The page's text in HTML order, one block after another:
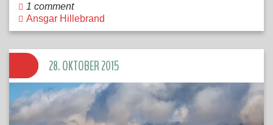
1 comment
Ansgar Hillebrand
28. OKTOBER 2015